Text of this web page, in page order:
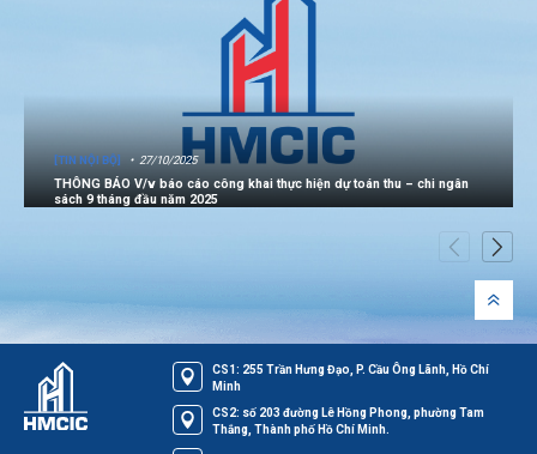
[TIN NỘI BỘ] 27/10/2025
THÔNG BÁO V/v báo cáo công khai thực hiện dự toán thu – chi ngân
sách 9 tháng đầu năm 2025
CS1: 255 Trần Hưng Đạo, P. Cầu Ông Lãnh, Hồ Chí
Minh
CS2: số 203 đường Lê Hồng Phong, phường Tam
Thắng, Thành phố Hồ Chí Minh.